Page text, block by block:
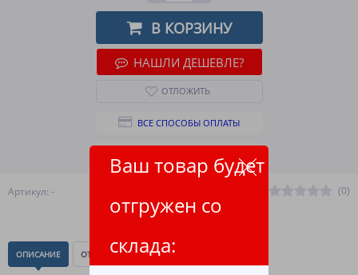
Ваш товар будет
отгружен со
склада:
Артикул: - (0)
В КОРЗИНУ
НАШЛИ ДЕШЕВЛЕ?
ОТЛОЖИТЬ
ВСЕ СПОСОБЫ ОПЛАТЫ
ОПИСАНИЕ ОТЗЫВЫ(0)